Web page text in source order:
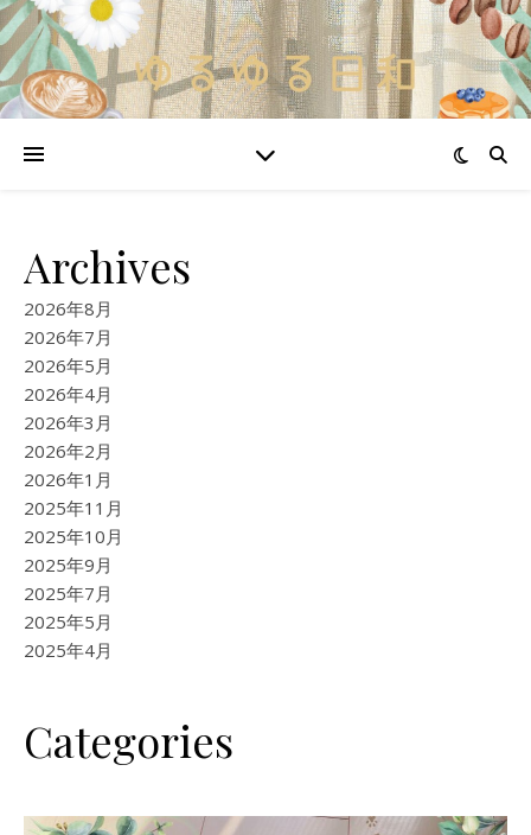
Archives
2026年8月
2026年7月
2026年5月
2026年4月
2026年3月
2026年2月
2026年1月
2025年11月
2025年10月
2025年9月
2025年7月
2025年5月
2025年4月
Categories